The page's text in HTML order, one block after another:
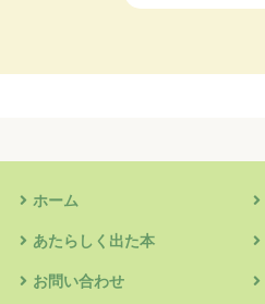
ホーム
あたらしく出た本
お問い合わせ